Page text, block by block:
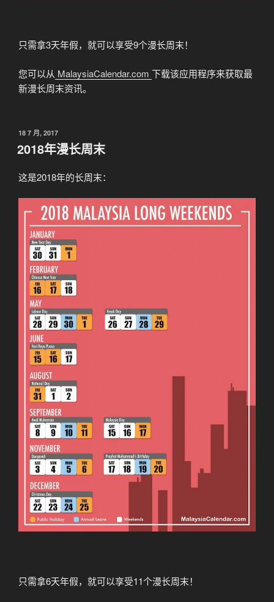
只需拿3天年假，就可以享受9个漫长周末！
您可以从 MalaysiaCalendar.com 下载该应用程序来获取最
新漫长周末资讯。
发
布
于
18 7 月, 2017
2018年漫长周末
这是2018年的长周末：
只需拿6天年假，就可以享受11个漫长周末！